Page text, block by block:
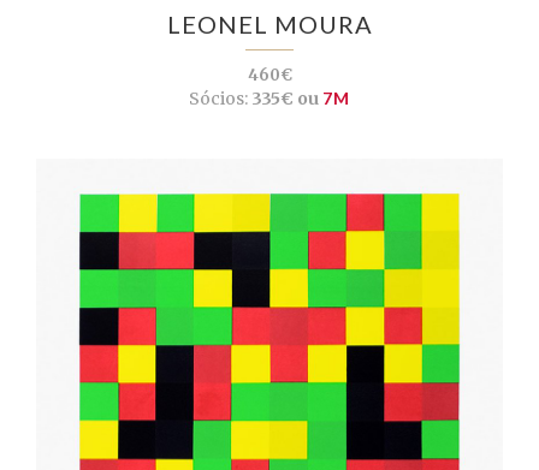
LEONEL MOURA
460€
Sócios: 335€ ou 7M